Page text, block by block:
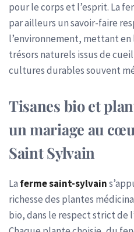
pour le corps et l’esprit. La
par ailleurs un savoir-faire
l’environnement, mettant en
trésors naturels issus de
cultures durables souvent
Tisanes bio et
un mariage au
Saint Sylvain
La ferme saint-sylvain
richesse des plantes
bio, dans le respect strict de